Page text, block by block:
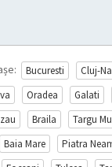
Bucuresti Cluj-
Oradea Galati
Braila Targu
Baia Mare Piatra